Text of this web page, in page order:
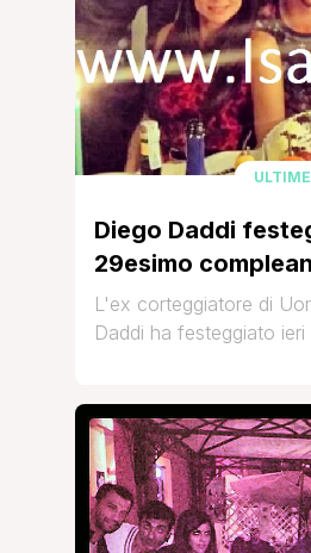
Diego Daddi
29esimo
L'ex corteggiatore di
Daddi ha festeggiato
Serena Enardu con il
compagno Pago,
fidanzata Silvia ed infine
Eccoli al gran completo